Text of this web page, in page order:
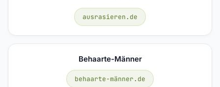
ausrasieren.de
Behaarte-Männer
behaarte-männer.de